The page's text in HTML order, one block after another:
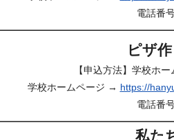
電話番
ピザ
【申込方法】学校ホ
学校ホームページ → https://
電話番
私た